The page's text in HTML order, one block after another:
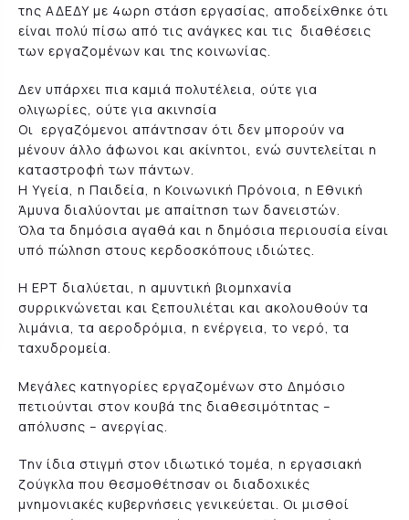
της ΑΔΕΔΥ με 4ωρη στάση εργασίας, αποδείχθηκε ότι
είναι πολύ πίσω από τις ανάγκες και τις διαθέσεις
των εργαζομένων και της κοινωνίας.
Δεν υπάρχει πια καμιά πολυτέλεια, ούτε για
ολιγωρίες, ούτε για ακινησία
Οι εργαζόμενοι απάντησαν ότι δεν μπορούν να
μένουν άλλο άφωνοι και ακίνητοι, ενώ συντελείται η
καταστροφή των πάντων.
Η Υγεία, η Παιδεία, η Κοινωνική Πρόνοια, η Εθνική
Άμυνα διαλύονται με απαίτηση των δανειστών.
Όλα τα δημόσια αγαθά και η δημόσια περιουσία είναι
υπό πώληση στους κερδοσκόπους ιδιώτες.
Η ΕΡΤ διαλύεται, η αμυντική βιομηχανία
συρρικνώνεται και ξεπουλιέται και ακολουθούν τα
λιμάνια, τα αεροδρόμια, η ενέργεια, το νερό, τα
ταχυδρομεία.
Μεγάλες κατηγορίες εργαζομένων στο Δημόσιο
πετιούνται στον κουβά της διαθεσιμότητας –
απόλυσης – ανεργίας.
Την ίδια στιγμή στον ιδιωτικό τομέα, η εργασιακή
ζούγκλα που θεσμοθέτησαν οι διαδοχικές
μνημονιακές κυβερνήσεις γενικεύεται. Οι μισθοί